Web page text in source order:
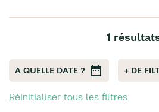
1
A QUELLE DATE ? + DE
Réinitialiser tous les filtres